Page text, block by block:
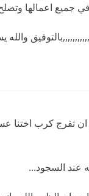
اعمالها وتصلح
والله
ان تفرج كرب اختنا
عند السجود...